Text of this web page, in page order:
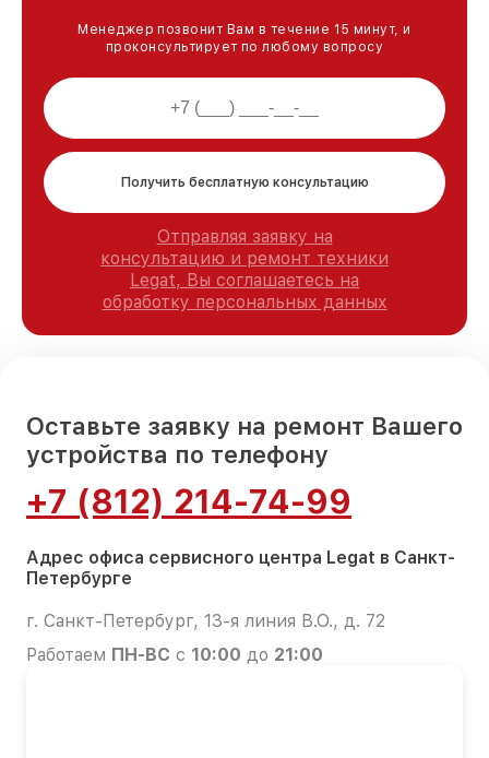
Менеджер позвонит Вам в течение 15 минут, и
проконсультирует по любому вопросу
Получить бесплатную консультацию
Отправляя заявку на
консультацию и ремонт техники
Legat, Вы соглашаетесь на
обработку персональных данных
Оставьте заявку на ремонт Вашего
устройства по телефону
+7 (812) 214-74-99
Адрес офиса сервисного центра Legat в Санкт-
Петербурге
г. Санкт-Петербург, 13-я линия В.О., д. 72
Работаем ПН-ВС с 10:00 до 21:00